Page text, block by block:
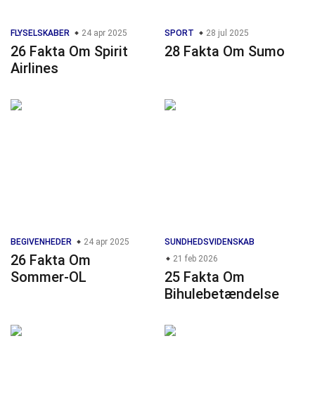
FLYSELSKABER 24 apr 2025
26 Fakta Om Spirit
Airlines
SPORT 28 jul 2025
28 Fakta Om Sumo
BEGIVENHEDER 24 apr 2025
26 Fakta Om
Sommer-OL
SUNDHEDSVIDENSKAB
21 feb 2026
25 Fakta Om
Bihulebetændelse